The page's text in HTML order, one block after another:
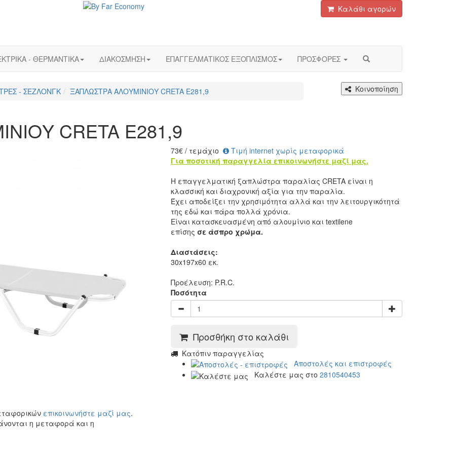
Καλάθι αγορών
- ΘΕΡΜΑΝΤΙΚΑ ΔΙΑΚΟΣΜΗΣΗ ΕΠΑΓΓΕΛΜΑΤΙΚΟΣ ΕΞΟΠΛΙΣΜΟΣ ΠΡΟΣΦΟΡΕΣ
- ΣΕΖΛΟΝΓΚ ΞΑΠΛΩΣΤΡΑ ΑΛΟΥΜΙΝΙΟΥ CRETA Ε281,9 Κοινοποίηση
CRETA Ε281,9
επικοινωνήστε μαζί μας.
η μεταφορά και η
73€ / τεμάχιο
Τιμή internet χωρίς μεταφορικά
Για ποσοτική παραγγελία επικοινωνήστε μαζί μας.
Η επαγγελματική ξαπλώστρα παραλίας CRETA είναι η
κλασσική και διαχρονική αξία για την παραλία.
Έχει αποδείξει την χρησιμότητα αλλά και την λειτουργικότητά
της εδώ και πάρα πολλά χρόνια.
Είναι κατασκευασμένη από αλουμίνιο και textilene
επίσης σε άσπρο χρώμα.
Διαστάσεις:
30x197x60 εκ.
Προέλευση: P.R.C.
Ποσότητα
Προσθήκη στο καλάθι
Kατόπιν παραγγελίας
Αποστολές και επιστροφές
Καλέστε μας στο 2810540453